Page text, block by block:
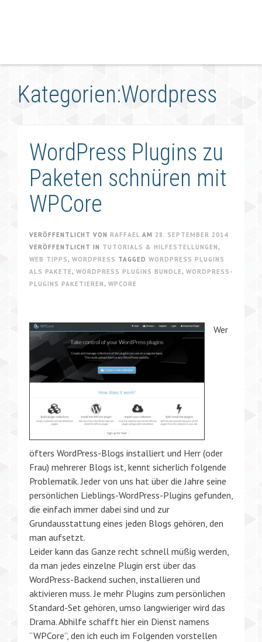
Kategorien:Wordpress
WordPress Plugins zu
Paketen schnüren mit
WPCore
VERÖFFENTLICHT VON RAFFAEL AM 28. SEPTEMBER 2014
VERÖFFENTLICHT IN TUTORIALS & HILFESTELLUNGEN ,
WEB TIPPS , WORDPRESS TAGGED WORDPRESS PLUGINS
ALS PAKETE , WORDPRESS PLUGINS BUNDLE , WORDPRESS-
PLUGINS PAKETIEREN , WPCORE
Wer
öfters WordPress-Blogs installiert und Herr (oder
Frau) mehrerer Blogs ist, kennt sicherlich folgende
Problematik. Jeder von uns hat über die Jahre seine
persönlichen Lieblings-WordPress-Plugins gefunden,
die einfach immer dabei sind und zur
Grundausstattung eines jeden Blogs gehören, den
man aufsetzt.
Leider kann das Ganze recht schnell müßig werden,
da man jedes einzelne Plugin erst über das
WordPress-Backend suchen, installieren und
aktivieren muss. Je mehr Plugins zum persönlichen
Standard-Set gehören, umso langwieriger wird das
Drama. Abhilfe schafft hier ein Dienst namens
“WPCore”, den ich euch im Folgenden vorstellen